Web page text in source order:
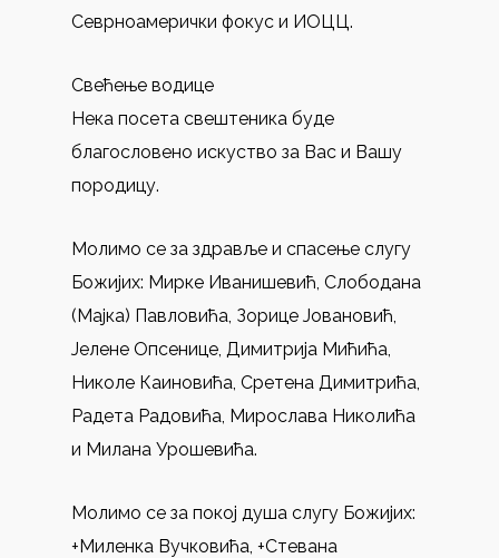
Севрноамерички фокус и ИОЦЦ.
Свећење водице
Нека посета свештеника буде
благословено искуство за Вас и Вашу
породицу.
Молимо се за здравље и спасење слугу
Божијих: Мирке Иванишевић, Слободана
(Мајка) Павловића, Зорице Јовановић,
Јелене Опсенице, Димитрија Мићића,
Николe Каиновића, Сретена Димитрића,
Радета Радовића, Мирослава Николића
и Милана Урошевића.
Молимо се за покој душа слугу Божијих:
+Миленка Вучковића, +Стевана